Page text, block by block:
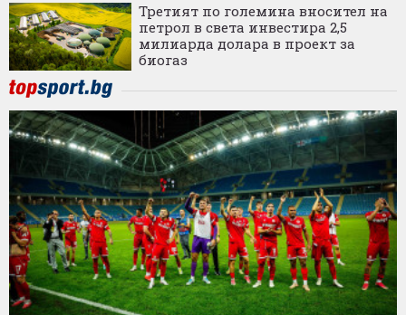
Третият по големина вносител на
петрол в света инвестира 2,5
милиарда долара в проект за
биогаз